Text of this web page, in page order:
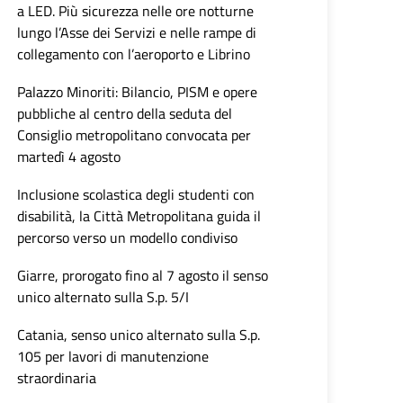
a LED. Più sicurezza nelle ore notturne
lungo l’Asse dei Servizi e nelle rampe di
collegamento con l’aeroporto e Librino
Palazzo Minoriti: Bilancio, PISM e opere
pubbliche al centro della seduta del
Consiglio metropolitano convocata per
martedì 4 agosto
Inclusione scolastica degli studenti con
disabilità, la Città Metropolitana guida il
percorso verso un modello condiviso
Giarre, prorogato fino al 7 agosto il senso
unico alternato sulla S.p. 5/I
Catania, senso unico alternato sulla S.p.
105 per lavori di manutenzione
straordinaria